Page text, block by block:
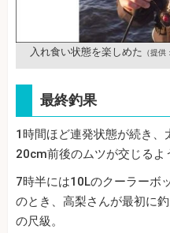
入れ食い状態を楽しめた （提
最終釣果
1時間ほど連発状態が続き、
20cm前後のムツが交じるよ
7時半には10Lのクーラーボ
のとき、高梨さんが最初に
の尺級。